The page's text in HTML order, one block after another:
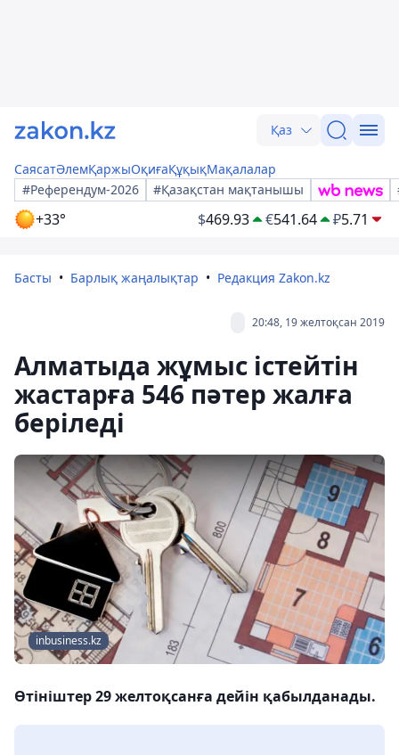
Қаз
СаясатӘлемҚаржыОқиғаҚұқықМақалалар
#Референдум-2026
#Қазақстан мақтанышы
+33° $469.93 €541.64 ₽5.71
Басты Барлық жаңалықтар Редакция Zakon.kz
20:48, 19 желтоқсан 2019
Алматыда жұмыс істейтін
жастарға 546 пәтер жалға
беріледі
inbusiness.kz
Өтініштер 29 желтоқсанға дейін қабылданады.